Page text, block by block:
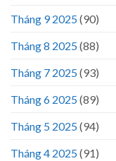
Tháng 9 2025(90)
Tháng 8 2025(88)
Tháng 7 2025(93)
Tháng 6 2025(89)
Tháng 5 2025(94)
Tháng 4 2025(91)